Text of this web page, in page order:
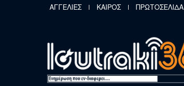
Παράκαμψη προς το κυρίως περιεχόμενο
ΑΓΓΕΛΙΕΣ ΚΑΙΡΟΣ ΠΡΩΤΟΣΕΛΙΔΑ